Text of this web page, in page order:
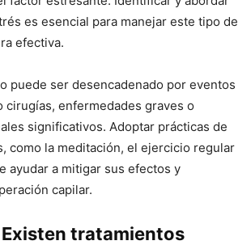
es esencial para manejar este tipo de
efectiva.
puede ser desencadenado por eventos
cirugías, enfermedades graves o
significativos. Adoptar prácticas de
como la meditación, el ejercicio regular
ayudar a mitigar sus efectos y
capilar.
Existen tratamientos